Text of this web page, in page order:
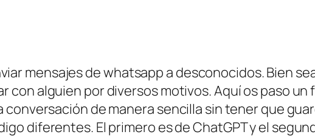
mensajes de whatsapp a desconocidos. Bien
alguien por diversos motivos. Aquí os paso un
de manera sencilla sin tener que
diferentes. El primero es de ChatGPT y el